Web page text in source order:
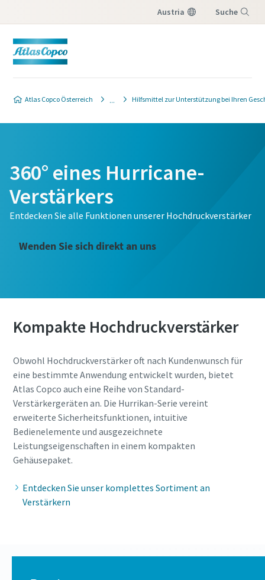
Austria Suche
Atlas Copco Österreich Hilfsmittel zur Unterstützung bei Ihren
360° eines Hurricane-
Verstärkers
Entdecken Sie alle Funktionen unserer Hochdruckverstärker
Wenden Sie sich direkt an uns
Kompakte Hochdruckverstärker
Obwohl Hochdruckverstärker oft nach Kundenwunsch für
eine bestimmte Anwendung entwickelt wurden, bietet
Atlas Copco auch eine Reihe von Standard-
Verstärkergeräten an. Die Hurrikan-Serie vereint
erweiterte Sicherheitsfunktionen, intuitive
Bedienelemente und ausgezeichnete
Leistungseigenschaften in einem kompakten
Gehäusepaket.
Entdecken Sie unser komplettes Sortiment an
Verstärkern